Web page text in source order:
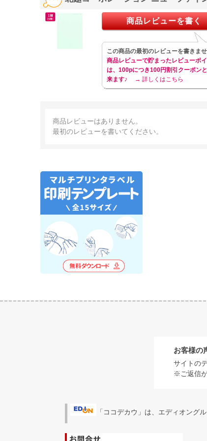
商品レビューを書く
この商品の最初のレビューを書きま
商品レビューで貯まったレビューポ
は、100pにつき100円割引クーポン
来ます♪
→ 詳しくはこちら
商品レビューはありません。
最初のレビューを書いてください。
お客様の
サイトの
※ご返信
「ココデカウ」は、エディオング